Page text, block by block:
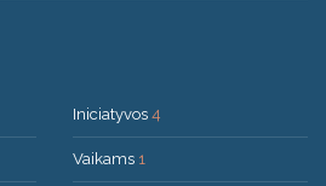
Iniciatyvos 4
Vaikams 1